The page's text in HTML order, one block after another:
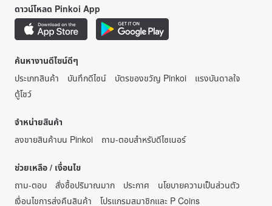
ดาวน์โหลด Pinkoi App
ค้นหางานดีไซน์ดีๆ
ประเภทสินค้า
บันทึกดีไซน์ บัตรของขวัญ Pinkoi
แรงบันดาลใจ
ตู้โชว์
จำหน่ายสินค้า
ลงขายสินค้าบน Pinkoi
ถาม-ตอบสำหรับดีไซเนอร์
ช่วยเหลือ / เงื่อนไข
ถาม-ตอบ
สั่งซื้อปริมาณมาก ประกาศ
นโยบายความเป็นส่วนตัว
เงื่อนไขการส่งคืนสินค้า
โปรแกรมสมาชิกและ P Coins